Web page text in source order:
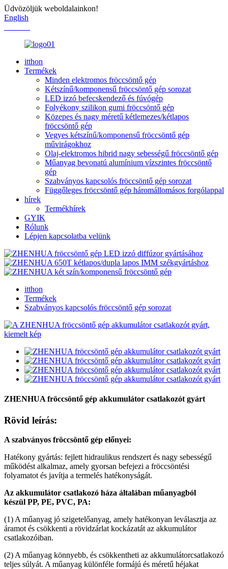
Üdvözöljük weboldalainkon!
English
itthon
Termékek
Minden elektromos fröccsöntő gép
Kétszínű/komponensű fröccsöntő gép sorozat
LED izzó befecskendező és fúvógép
Folyékony szilikon gumi fröccsöntő gép
Közepes és nagy méretű kétlemezes/kétlapos
fröccsöntő gép
Vegyes kétszínű/komponensű fröccsöntő gép
művirágokhoz
Olaj-elektromos hibrid nagy sebességű fröccsöntő gép
Műanyag bevonatú alumínium vízszintes fröccsöntő
gép
Szabványos kapcsolós fröccsöntő gép sorozat
Függőleges fröccsöntő gép háromállomásos forgólappal
hírek
Termékhírek
GYIK
Rólunk
Lépjen kapcsolatba velünk
itthon
Termékek
Szabványos kapcsolós fröccsöntő gép sorozat
ZHENHUA fröccsöntő gép akkumulátor csatlakozót gyárt
Rövid leírás:
A szabványos fröccsöntő gép előnyei:
Hatékony gyártás: fejlett hidraulikus rendszert és nagy sebességű
működést alkalmaz, amely gyorsan befejezi a fröccsöntési
folyamatot és javítja a termelés hatékonyságát.
Az akkumulátor csatlakozó háza általában műanyagból
készül PP, PE, PVC, PA:
(1) A műanyag jó szigetelőanyag, amely hatékonyan leválasztja az
áramot és csökkenti a rövidzárlat kockázatát az akkumulátor
csatlakozóiban.
(2) A műanyag könnyebb, és csökkentheti az akkumulátorcsatlakozó
teljes súlyát. A műanyag különféle formájú és méretű héjakat